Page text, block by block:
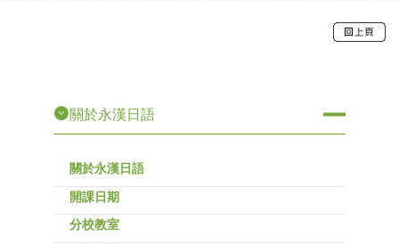
關於永漢日語
關於永漢日語
開課日期
分校教室